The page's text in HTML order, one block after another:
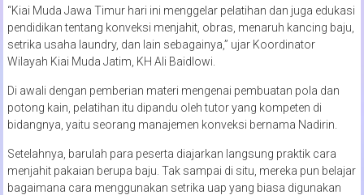
“Kiai Muda Jawa Timur hari ini menggelar pelatihan dan juga edukasi
pendidikan tentang konveksi menjahit, obras, menaruh kancing baju,
setrika usaha laundry, dan lain sebagainya,” ujar Koordinator
Wilayah Kiai Muda Jatim, KH Ali Baidlowi.
Di awali dengan pemberian materi mengenai pembuatan pola dan
potong kain, pelatihan itu dipandu oleh tutor yang kompeten di
bidangnya, yaitu seorang manajemen konveksi bernama Nadirin.
Setelahnya, barulah para peserta diajarkan langsung praktik cara
menjahit pakaian berupa baju. Tak sampai di situ, mereka pun belajar
bagaimana cara menggunakan setrika uap yang biasa digunakan